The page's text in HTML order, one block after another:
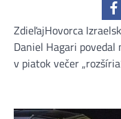
ZdieľajHovorca
Daniel Hagari
v piatok večer